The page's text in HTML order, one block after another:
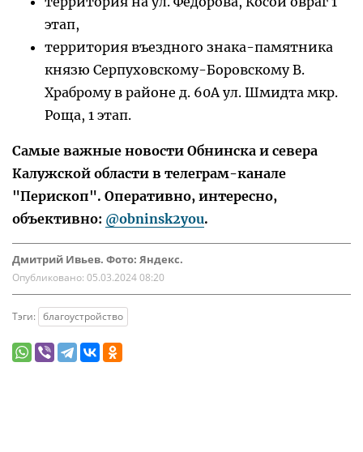
этап,
территория въездного знака-памятника
князю Серпуховскому-Боровскому В.
Храброму в районе д. 60А ул. Шмидта мкр.
Роща, 1 этап.
Самые важные новости Обнинска и севера
Калужской области в телеграм-канале
"Перископ". Оперативно, интересно,
объективно: @obninsk2you.
Дмитрий Ивьев. Фото: Яндекс.
Опубликовано: 05.03.2024 08:20
Тэги: благоустройство